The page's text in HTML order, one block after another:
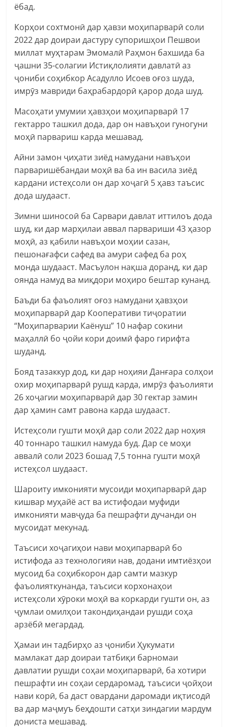
ёбад.
Корҳои сохтмонӣ дар ҳавзи моҳипарварӣ соли
2022 дар доираи дастуру супоришҳои Пешвои
миллат муҳтарам Эмомалӣ Раҳмон бахшида ба
ҷашни 35-солагии Истиқлолияти давлатӣ аз
ҷониби соҳибкор Асадулло Исоев оғоз шуда,
имрӯз мавриди баҳрабардорӣ қарор дода шуд.
Масоҳати умумии ҳавзҳои моҳипарварӣ 17
гектарро ташкил дода, дар он навъҳои гуногуни
моҳӣ парвариш карда мешавад.
Айни замон ҷиҳати зиёд намудани навъҳои
парваришёбандаи моҳӣ ва ба ин васила зиёд
кардани истеҳсоли он дар хоҷагӣ 5 ҳавз таъсис
дода шудааст.
Зимни шиносоӣ ба Сарвари давлат иттилоъ дода
шуд, ки дар марҳилаи аввал парвариши 43 ҳазор
моҳӣ, аз қабили навъҳои моҳии сазан,
пешонағафси сафед ва амури сафед ба роҳ
монда шудааст. Масъулон нақша доранд, ки дар
оянда намуд ва миқдори моҳиро бештар кунанд.
Баъди ба фаъолият оғоз намудани ҳавзҳои
моҳипарварӣ дар Кооперативи тиҷоратии
“Моҳипарварии Каёнуш” 10 нафар сокини
маҳаллӣ бо ҷойи кори доимӣ фаро гирифта
шуданд.
Бояд тазаккур дод, ки дар ноҳияи Данғара солҳои
охир моҳипарварӣ рушд карда, имрӯз фаъолияти
26 хоҷагии моҳипарварӣ дар 30 гектар замин
дар ҳамин самт равона карда шудааст.
Истеҳсоли гушти моҳӣ дар соли 2022 дар ноҳия
40 тоннаро ташкил намуда буд. Дар се моҳи
аввалӣ соли 2023 бошад 7,5 тонна гушти моҳӣ
истеҳсол шудааст.
Шароиту имконияти мусоиди моҳипарварӣ дар
кишвар муҳайё аст ва истифодаи муфиди
имконияти мавҷуда ба пешрафти дучанди он
мусоидат мекунад.
Таъсиси хоҷагиҳои нави моҳипарварӣ бо
истифода аз технологияи нав, додани имтиёзҳои
мусоид ба соҳибкорон дар самти мазкур
фаъолияткунанда, таъсиси корхонаҳои
истеҳсоли хӯроки моҳӣ ва коркарди гушти он, аз
ҷумлаи омилҳои такондиҳандаи рушди соҳа
арзёбӣ мегардад.
Ҳамаи ин тадбирҳо аз ҷониби Ҳукумати
мамлакат дар доираи татбиқи барномаи
давлатии рушди соҳаи моҳипарварӣ, ба хотири
пешрафти ин соҳаи сердаромад, таъсиси ҷойҳои
нави корӣ, ба даст овардани даромади иқтисодӣ
ва дар маҷмуъ беҳдошти сатҳи зиндагии мардум
дониста мешавад.